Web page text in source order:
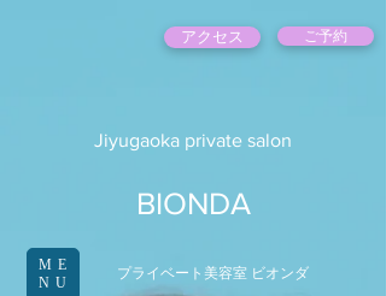
ME
NU
BIONDA
プライベート美容室 ビオンダ
Jiyugaoka private salon
アクセス ご予約